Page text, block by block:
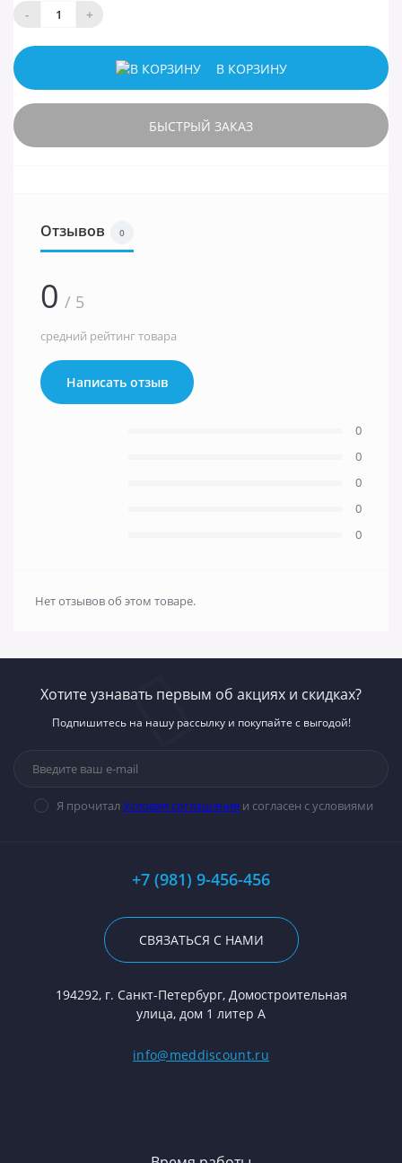
- +
В КОРЗИНУ
БЫСТРЫЙ ЗАКАЗ
Отзывов 0
0 / 5
средний рейтинг товара
Написать отзыв
0
0
0
0
0
Нет отзывов об этом товаре.
Хотите узнавать первым об акциях и скидках?
Подпишитесь на нашу рассылку и покупайте с выгодой!
Я прочитал Условия соглашения и согласен с условиями
+7 (981) 9-456-456
СВЯЗАТЬСЯ С НАМИ
194292, г. Санкт-Петербург, Домостроительная
улица, дом 1 литер А
info@meddiscount.ru